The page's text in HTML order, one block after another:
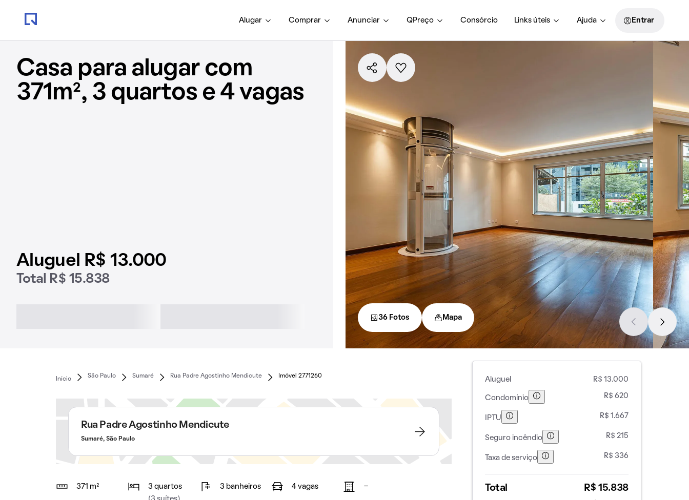
Alugar Comprar Anunciar QPreço Consórcio Links úteis Ajuda Entrar
Casa para alugar com
371m², 3 quartos e 4 vagas
Aluguel R$ 13.000
Total R$ 15.838
36 Fotos Mapa
Início
São Paulo Sumaré Rua Padre Agostinho Mendicute Imóvel 2771260
Rua Padre Agostinho Mendicute
Sumaré, São Paulo
371 m²
3 quartos
3 banheiros 4 vagas -
Aluguel R$ 13.000
Condomínio R$ 620
IPTU R$ 1.667
Seguro incêndio R$ 215
Taxa de serviço R$ 336
Total R$ 15.838